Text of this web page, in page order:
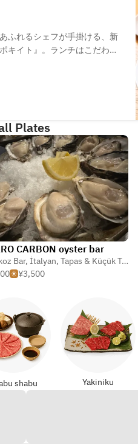
ふれるシェフが手掛ける、新
キイト』。ランチはこだわり
Plates
CARBON oyster bar
Bar, İtalyan, Tapas & Küçük Tabaklar
¥3,500
shabu Yakiniku